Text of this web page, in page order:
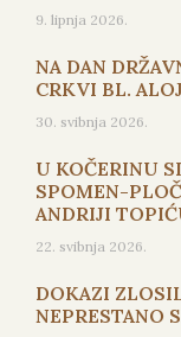
9. lipnja 2026.
NA DAN
CRKVI BL.
30. svibnja 2026.
U KOČERINU
SPOMEN-
ANDRIJI
22. svibnja 2026.
DOKAZI
NEPRESTANO